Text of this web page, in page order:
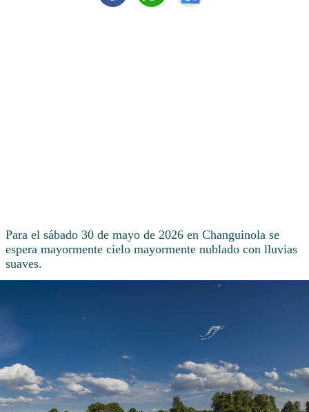
Para el sábado 30 de mayo de 2026 en Changuinola se
espera mayormente cielo mayormente nublado con lluvias
suaves.